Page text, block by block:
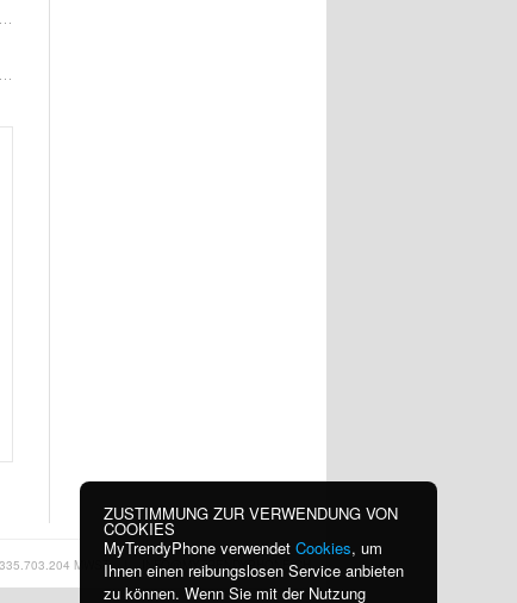
MWST | INFO@MYTRENDYPHONE.CH
ZUSTIMMUNG ZUR VERWENDUNG VON
COOKIES
MyTrendyPhone verwendet Cookies, um
Ihnen einen reibungslosen Service anbieten
zu können. Wenn Sie mit der Nutzung